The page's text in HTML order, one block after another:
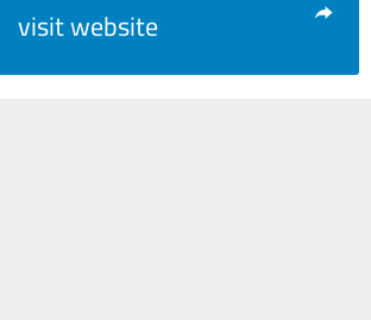
visit website